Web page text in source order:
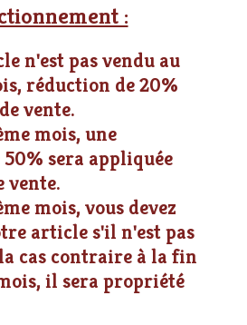
:
n'est pas vendu au
réduction de 20%
vente.
mois, une
sera appliquée
vente.
mois, vous devez
article s'il n'est pas
cas contraire à la fin
il sera propriété